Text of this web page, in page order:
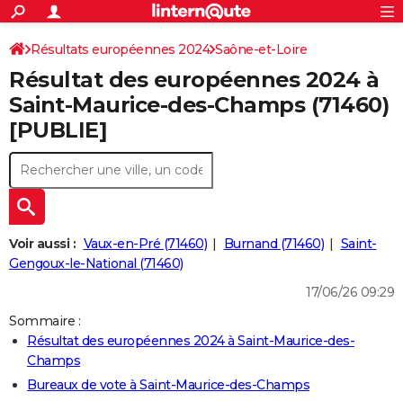
ACTUALITÉS
Politique
Société
Faits Divers
Education
Monde
Villes
+
SPORT
Coupe du monde 2026
Football
Tennis
Cyclisme
Rugby
Forum
CULTURE
Programme TV
TNT
Streaming
Cinéma
Sorties cinéma
Musique
+FINANCE
Retraite
Impôts
Epargne
Immobilier
Risques naturels par ville
Banque
Assurance
CréditAUTO
Essais
Réserver un essai
Citadines
Berlines
SUV
Forum auto
+HIGH-TECH
Mobiles
Meilleur smartphone
Internet
Ordinateurs
Jeux vidéo
Guide high-tech
+
BRICOLAGE
Forum
Aménagement intérieur
Extérieur
Cuisine
Salle de bains
Jardinage
Rangement
+
LIFESTYLE
Art de vivre
Bien-être
Loisirs
Mode
Modes de vie
SANTE
Alimentation
Guide de la santé
Maladies
Médicaments
Sommeil
VOYAGE
Rechercher
S'inscrire
Connexion
Résultats européennes 2024 Saône-et-Loire
Résultat des européennes 2024 à
Saint-Maurice-des-Champs (71460)
[PUBLIE]
Voir aussi : Vaux-en-Pré (71460) Burnand (71460)
Saint-
Gengoux-le-National (71460)
17/06/26 09:29
Sommaire :
Résultat des européennes 2024 à Saint-Maurice-des-
Champs
Bureaux de vote à Saint-Maurice-des-Champs